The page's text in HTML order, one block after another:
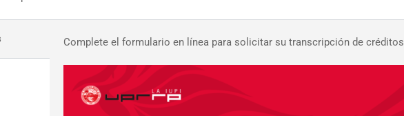
Complete el formulario en línea para solicitar su transcripción de